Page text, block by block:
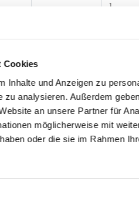
Cookies
Inhalte und Anzeigen zu
zu analysieren. Außerdem
an unsere Partner für
möglicherweise mit
oder die sie im Rahmen
1
dry
ASTM
D792
at
% U.R.